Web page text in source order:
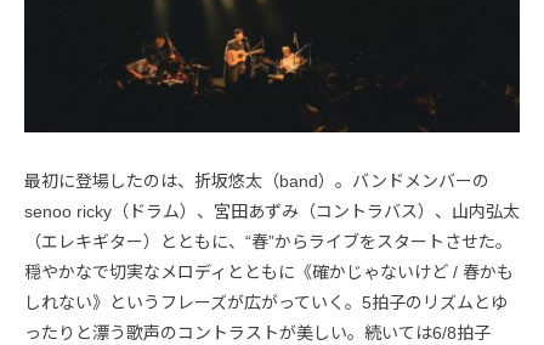
最初に登場したのは、折坂悠太（band）。バンドメンバーの
senoo ricky（ドラム）、宮田あずみ（コントラバス）、山内弘太
（エレキギター）とともに、“春”からライブをスタートさせた。
穏やかなで切実なメロディとともに《確かじゃないけど / 春かも
しれない》というフレーズが広がっていく。5拍子のリズムとゆ
ったりと漂う歌声のコントラストが美しい。続いては6/8拍子